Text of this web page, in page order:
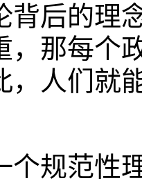
背后的理
，那每个
，人们就
个规范性